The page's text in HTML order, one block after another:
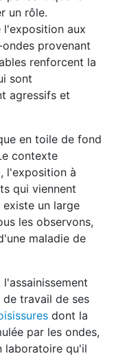
un rôle.
l'exposition aux
provenant
renforcent la
sont
agressifs et
en toile de fond
contexte
l'exposition à
qui viennent
un large
les observons,
maladie de
travail de ses
dont la
par les ondes,
laboratoire qu'il